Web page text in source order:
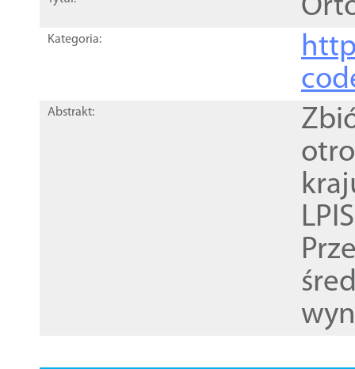
Kategoria:
Abstrakt: